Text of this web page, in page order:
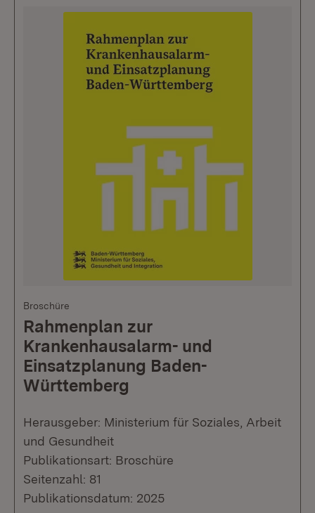
Broschüre
Rahmenplan zur
Krankenhausalarm- und
Einsatzplanung Baden-
Württemberg
Herausgeber: Ministerium für Soziales, Arbeit
und Gesundheit
Publikationsart: Broschüre
Seitenzahl: 81
Publikationsdatum: 2025